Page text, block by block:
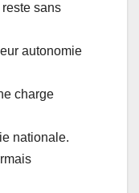
sans
autonomie
charge
nationale.